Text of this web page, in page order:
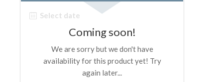
Vasari Corridor
Palazzo Vecchio
Santa Maria Novella
Santa Croce